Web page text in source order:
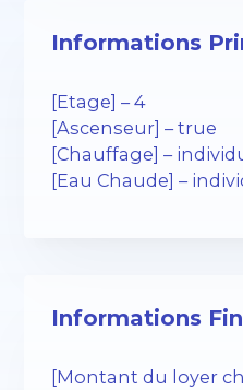
Informations
[Etage] – 4
[Ascenseur] – true
[Chauffage] –
[Eau Chaude] –
Informations
[Montant du loyer